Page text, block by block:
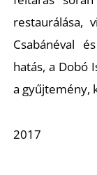
restaurálása,
Csabánéval
hatás, a Dobó
a gyűjtemény,
2017